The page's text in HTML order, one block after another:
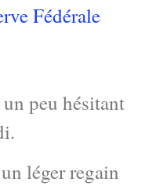
Fédérale
peu hésitant
léger regain